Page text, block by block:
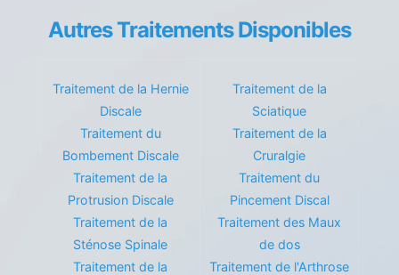
Autres Traitements Disponibles
Traitement de la Hernie
Discale
Traitement du
Bombement Discale
Traitement de la
Protrusion Discale
Traitement de la
Sténose Spinale
Traitement de la
Traitement de la
Sciatique
Traitement de la
Cruralgie
Traitement du
Pincement Discal
Traitement des Maux
de dos
Traitement de l'Arthrose